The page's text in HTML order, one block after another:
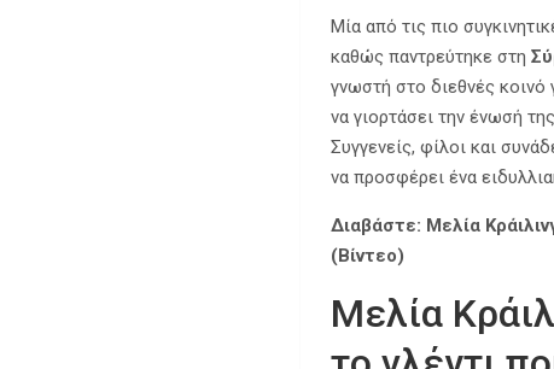
Μία από τις πιο
καθώς παντρεύτηκε στη
γνωστή στο διεθνές κοινό
να γιορτάσει την ένωσή
Συγγενείς, φίλοι και
να προσφέρει ένα
Διαβάστε: Μελία
(Βίντεο)
Μελία